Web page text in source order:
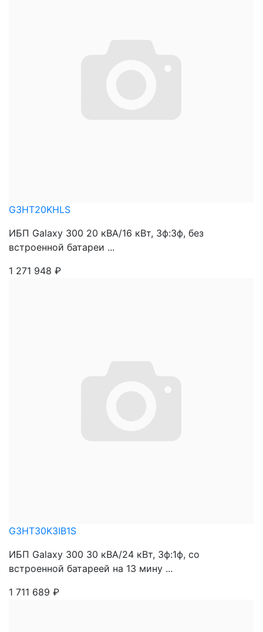
G3HT20KHLS
ИБП Galaxy 300 20 кВА/16 кВт, 3ф:3ф, без
встроенной батареи ...
1 271 948 ₽
G3HT30K3IB1S
ИБП Galaxy 300 30 кВА/24 кВт, 3ф:1ф, со
встроенной батареей на 13 мину ...
1 711 689 ₽